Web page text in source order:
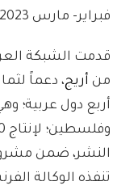
فبراير- مارس 2023
قدمت الشبكة
من أريج، دعماً
أربع دول عربية؛
النشر، ضمن
تنفذه الوكالة